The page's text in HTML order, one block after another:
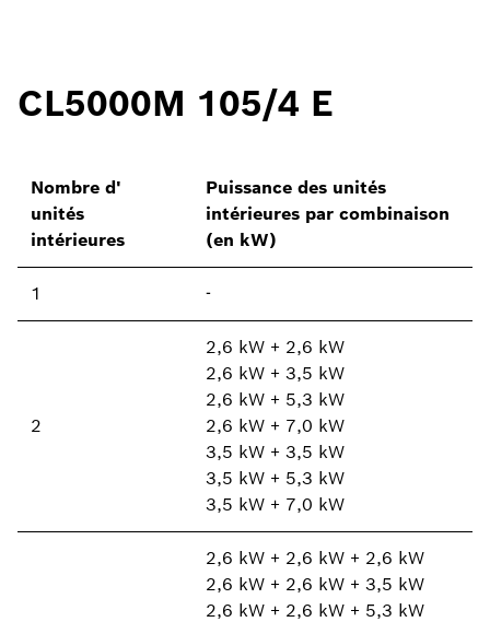
CL5000M 105/4 E
Nombre d'
unités
intérieures
Puissance des unités
intérieures par combinaison
(en kW)
1 -
2
2,6 kW + 2,6 kW
2,6 kW + 3,5 kW
2,6 kW + 5,3 kW
2,6 kW + 7,0 kW
3,5 kW + 3,5 kW
3,5 kW + 5,3 kW
3,5 kW + 7,0 kW
2,6 kW + 2,6 kW + 2,6 kW
2,6 kW + 2,6 kW + 3,5 kW
2,6 kW + 2,6 kW + 5,3 kW